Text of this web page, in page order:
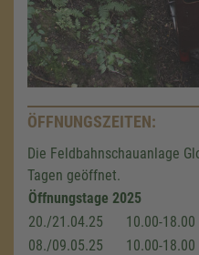
ÖFFNUNGSZEITEN:
Die Feldbahnschauanlage
Tagen geöffnet.
Öffnungstage 2025
20./21.04.25
10.00-18.00
08./09.05.25
10.00-18.00